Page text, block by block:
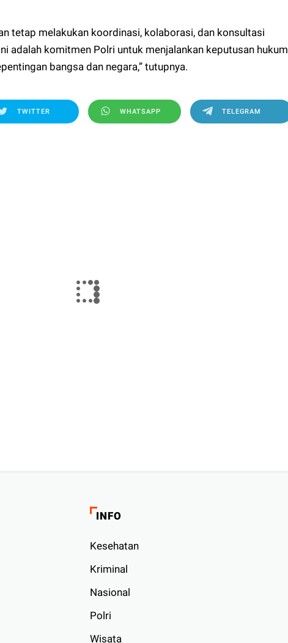
tetap melakukan koordinasi, kolaborasi, dan konsultasi
adalah komitmen Polri untuk menjalankan keputusan hukum
bangsa dan negara,” tutupnya.
TWITTER WHATSAPP TELEGRAM
INFO
Kesehatan
Kriminal
Nasional
Polri
Wisata